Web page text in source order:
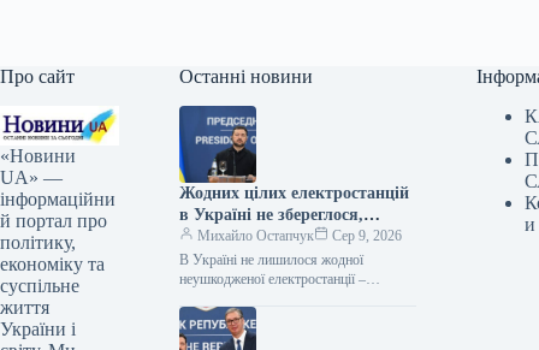
Про сайт
«Новини
UA» —
інформаційни
й портал про
політику,
економіку та
суспільне
життя
України і
Останні новини
Жодних цілих електростанцій
в Україні не збереглося,
заявив Зеленський
Михайло Остапчук
Сер 9, 2026
В Україні не лишилося жодної
неушкодженої електростанції –
Укрінформ Через російські атаки в
Україні не лишилося жодної…
и